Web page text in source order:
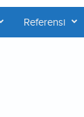
Referensi